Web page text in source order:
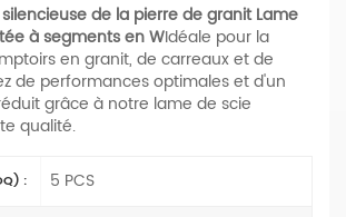
de la pierre de granitLame
à segments en WIdéale pour la
en granit, de carreaux et de
de performances optimales et d'un
grâce à notre lame de scie
qualité.
: 5 PCS